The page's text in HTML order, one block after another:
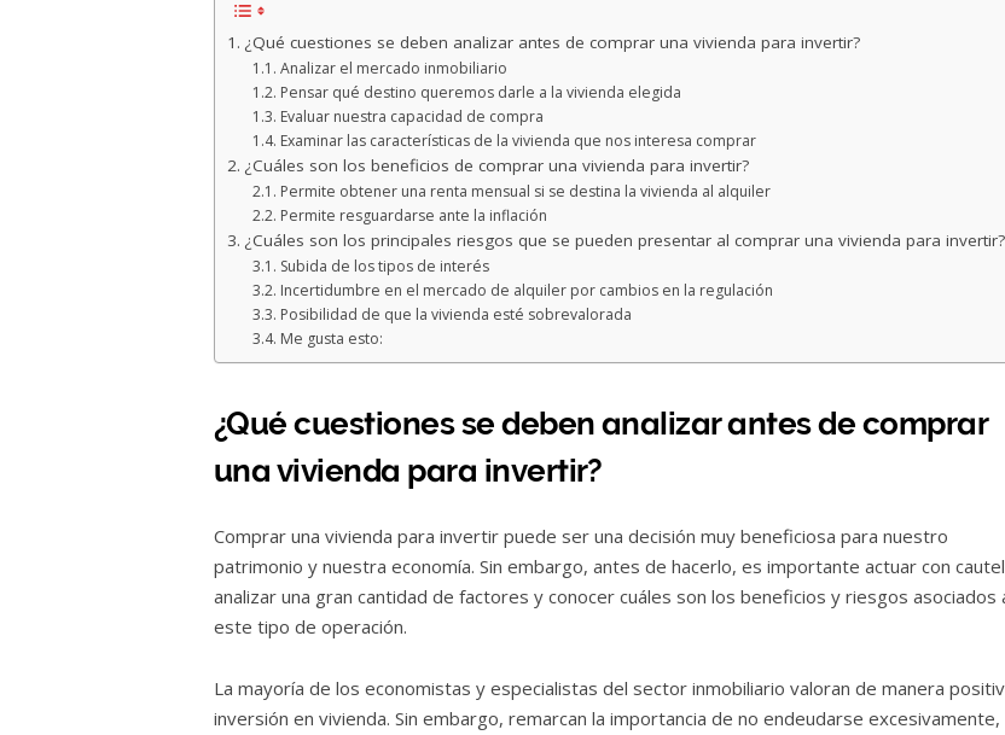
¿Qué cuestiones se deben analizar antes de comprar una vivienda para invertir?
Analizar el mercado inmobiliario
Pensar qué destino queremos darle a la vivienda elegida
Evaluar nuestra capacidad de compra
Examinar las características de la vivienda que nos interesa comprar
¿Cuáles son los beneficios de comprar una vivienda para invertir?
Permite obtener una renta mensual si se destina la vivienda al alquiler
Permite resguardarse ante la inflación
¿Cuáles son los principales riesgos que se pueden presentar al comprar una vivienda para invertir?
Subida de los tipos de interés
Incertidumbre en el mercado de alquiler por cambios en la regulación
Posibilidad de que la vivienda esté sobrevalorada
Me gusta esto:
¿Qué cuestiones se deben analizar antes de comprar
una vivienda para invertir?
Comprar una vivienda para invertir puede ser una decisión muy beneficiosa para nuestro
patrimonio y nuestra economía. Sin embargo, antes de hacerlo, es importante actuar con
analizar una gran cantidad de factores y conocer cuáles son los beneficios y riesgos asociados
este tipo de operación.
La mayoría de los economistas y especialistas del sector inmobiliario valoran de manera
inversión en vivienda. Sin embargo, remarcan la importancia de no endeudarse excesivamente,